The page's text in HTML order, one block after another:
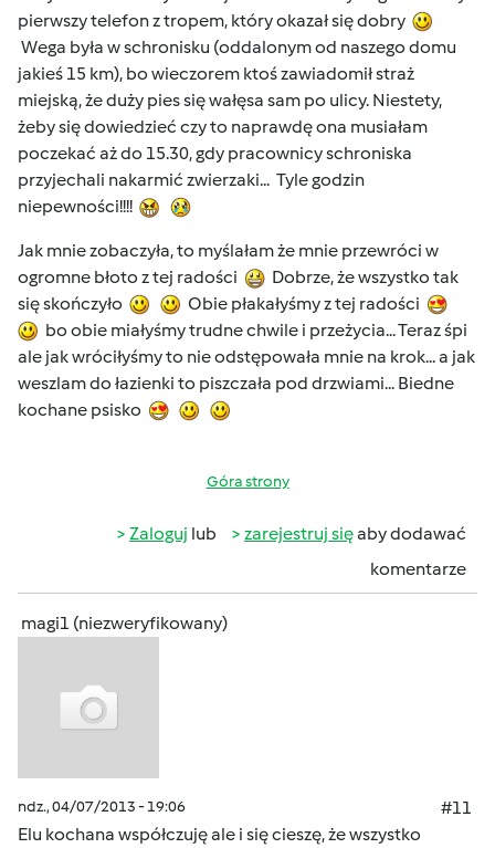
pierwszy telefon z tropem, który okazał się dobry
Wega była w schronisku (oddalonym od naszego domu
jakieś 15 km), bo wieczorem ktoś zawiadomił straż
miejską, że duży pies się wałęsa sam po ulicy. Niestety,
żeby się dowiedzieć czy to naprawdę ona musiałam
poczekać aż do 15.30, gdy pracownicy schroniska
przyjechali nakarmić zwierzaki... Tyle godzin
niepewności!!!!
Jak mnie zobaczyła, to myślałam że mnie przewróci w
ogromne błoto z tej radości
Dobrze, że wszystko tak
się skończyło
Obie płakałyśmy z tej radości
bo obie miałyśmy trudne chwile i przeżycia... Teraz śpi
ale jak wróciłyśmy to nie odstępowała mnie na krok... a jak
weszlam do łazienki to piszczała pod drzwiami... Biedne
kochane psisko
Góra strony
Zaloguj lub zarejestruj sięaby dodawać
komentarze
magi1 (niezweryfikowany)
ndz., 04/07/2013 - 19:06
#11
Elu kochana współczuję ale i się cieszę, że wszystko